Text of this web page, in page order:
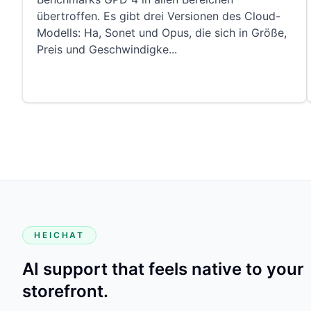
übertroffen. Es gibt drei Versionen des Cloud-
Modells: Ha, Sonet und Opus, die sich in Größe,
Preis und Geschwindigke...
HEICHAT
AI support that feels native to your
storefront.